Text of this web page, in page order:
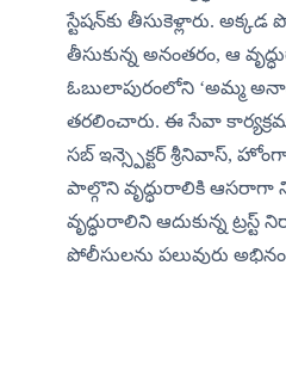
స్టేషన్‌కు తీసుకెళ్లారు. అక్కడ పోలీసుల అనుమతి
తీసుకున్న అనంతరం, ఆ
ఓబులాపురంలోని ‘అమ్మ
తరలించారు. ఈ సేవా
సబ్ ఇన్స్పెక్టర్ శ్రీనివాస్,
పాల్గొని వృద్ధురాలికి
వృద్ధురాలిని ఆదుకున్న ట్రస్ట్
పోలీసులను పలువురు